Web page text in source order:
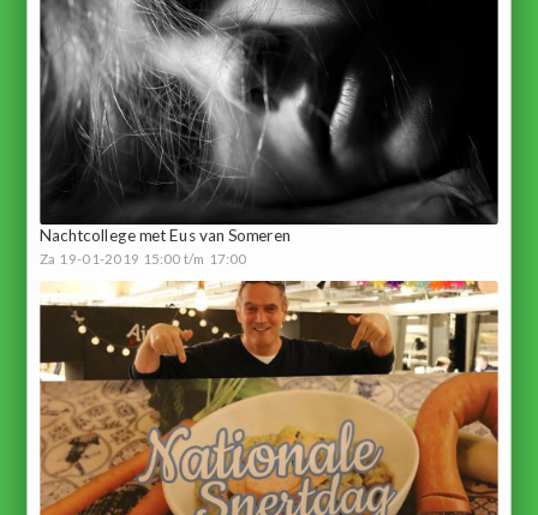
Nachtcollege met Eus van Someren
Za 19-01-2019 15:00 t/m 17:00